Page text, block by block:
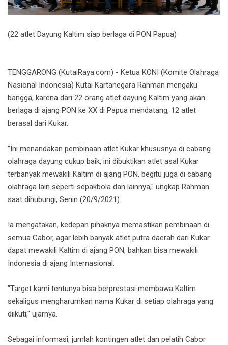
(22 atlet Dayung Kaltim siap berlaga di PON Papua)
TENGGARONG (KutaiRaya.com) - Ketua KONI (Komite Olahraga
Nasional Indonesia) Kutai Kartanegara Rahman mengaku
bangga, karena dari 22 orang atlet dayung Kaltim yang akan
berlaga di ajang PON ke XX di Papua mendatang, 12 atlet
berasal dari Kukar.
"Ini menandakan pembinaan atlet Kukar khususnya di cabang
olahraga dayung cukup baik, ini dibuktikan atlet asal Kukar
terbanyak mewakili Kaltim di ajang PON, begitu juga di cabang
olahraga lain seperti sepakbola dan lainnya," ungkap Rahman
saat dihubungi, Senin (20/9/2021).
Ia mengatakan, kedepan pihaknya memastikan pembinaan di
semua Cabor, agar lebih banyak atlet putra daerah dari Kukar
dapat mewakili Kaltim di ajang PON, bahkan bisa mewakili
Indonesia di ajang Internasional.
"Target kami tentunya bisa berprestasi membawa Kaltim
sekaligus mengharumkan nama Kukar di setiap olahraga yang
diikuti," ujarnya.
Sebagai informasi, jumlah kontingen atlet dan pelatih Cabor